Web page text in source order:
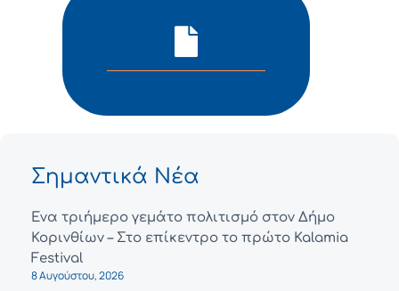
Σημαντικά Νέα
Ένα τριήμερο γεμάτο πολιτισμό στον Δήμο
Κορινθίων – Στο επίκεντρο το πρώτο Kalamia
Festival
8 Αυγούστου, 2026